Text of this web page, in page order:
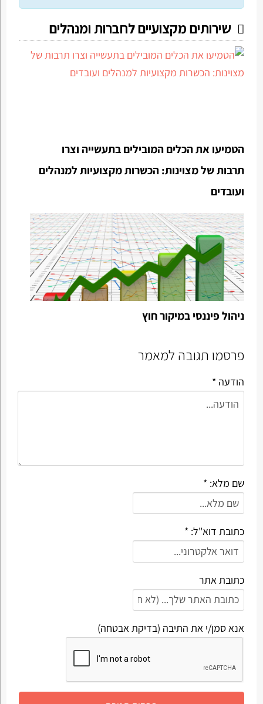
שירותים מקצועיים לחברות ומנהלים
הטמיעו את הכלים המובילים בתעשייה וצרו
תרבות של מצוינות: הכשרות מקצועיות למנהלים
ועובדים
ניהול פיננסי במיקור חוץ
פרסמו תגובה למאמר
הודעה *
שם מלא: *
כתובת דוא"ל: *
כתובת אתר
אנא סמן/י את התיבה (בדיקת אבטחה)